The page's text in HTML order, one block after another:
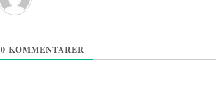
0 KOMMENTARER